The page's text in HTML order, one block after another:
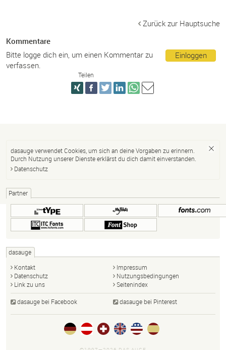
Zurück zur Hauptsuche
Kommentare
Einloggen
Bitte logge dich ein, um einen Kommentar zu
verfassen.
Teilen
dasauge verwendet Cookies, um sich an deine Vorgaben zu erinnern.
Durch Nutzung unserer Dienste erklärst du dich damit einverstanden.
Datenschutz
Partner
dasauge
Kontakt
Impressum
Datenschutz
Nutzungsbedingungen
Link zu uns
Seitenindex
dasauge bei Facebook dasauge bei Pinterest